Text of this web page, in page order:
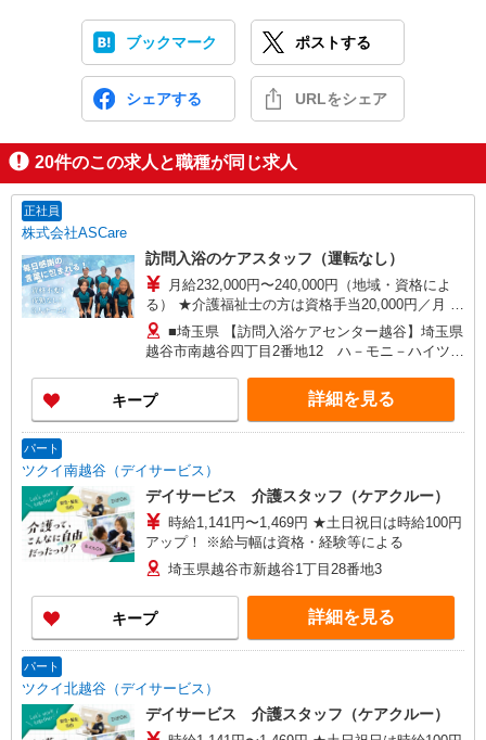
ブックマーク ポストする
シェアする URLをシェア
20件のこの求人と職種が同じ求人
正社員
株式会社ASCare
訪問入浴のケアスタッフ（運転なし）
月給232,000円〜240,000円（地域・資格によ
る） ★介護福祉士の方は資格手当20,000円／月 別
途交通費支給（30,000円上限／月） 別途残業手当
（月平均残業時間15時間）残業代全額支給
■埼玉県 【訪問入浴ケアセンター越谷】埼玉県
越谷市南越谷四丁目2番地12 ハ－モニ－ハイツ第
丁目4番地1 高橋店舗 【在宅介護センター川越】
埼玉県川越市富士見町9番地2 サンホワイト富士
見101号室 【在宅介護センター戸田】埼玉県戸田
センター加須】埼玉県加須市花崎一丁目23番地10
■群馬県 【在宅介護センター伊勢崎】群馬県伊勢
崎市太田町557番地4 アークヒル101号室
キープ 詳細を見る
パート
ツクイ南越谷（デイサービス）
デイサービス 介護スタッフ（ケアクルー）
時給1,141円〜1,469円 ★土日祝日は時給100円
アップ！ ※給与幅は資格・経験等による
埼玉県越谷市新越谷1丁目28番地3
キープ 詳細を見る
パート
ツクイ北越谷（デイサービス）
デイサービス 介護スタッフ（ケアクルー）